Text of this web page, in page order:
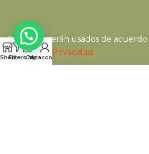
Sus datos serán usados de
Política de Privacidad
ShopFiltersCart
My account